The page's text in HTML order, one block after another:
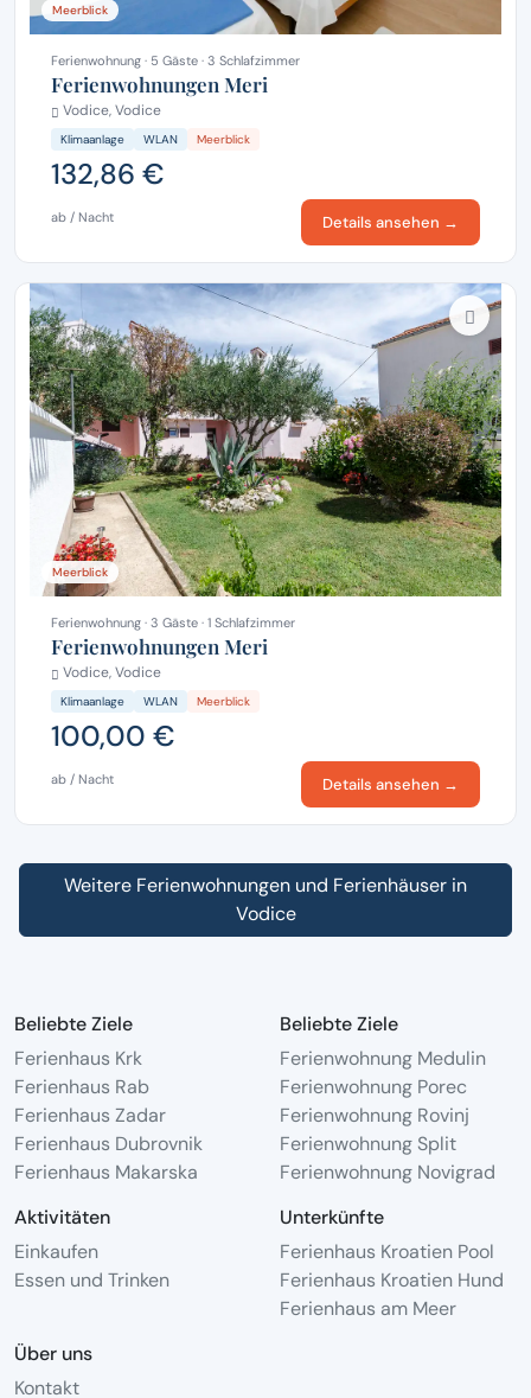
Meerblick
Ferienwohnung · 5 Gäste · 3 Schlafzimmer
Ferienwohnungen Meri
Vodice, Vodice
Klimaanlage WLAN Meerblick
132,86 €
ab / Nacht Details ansehen →
Meerblick
Ferienwohnung · 3 Gäste · 1 Schlafzimmer
Ferienwohnungen Meri
Vodice, Vodice
Klimaanlage WLAN Meerblick
100,00 €
ab / Nacht Details ansehen →
Weitere Ferienwohnungen und Ferienhäuser in
Vodice
Beliebte Ziele
Ferienhaus Krk
Ferienhaus Rab
Ferienhaus Zadar
Ferienhaus Dubrovnik
Ferienhaus Makarska
Beliebte Ziele
Ferienwohnung Medulin
Ferienwohnung Porec
Ferienwohnung Rovinj
Ferienwohnung Split
Ferienwohnung Novigrad
Aktivitäten
Einkaufen
Essen und Trinken
Unterkünfte
Ferienhaus Kroatien Pool
Ferienhaus Kroatien Hund
Ferienhaus am Meer
Über uns
Kontakt